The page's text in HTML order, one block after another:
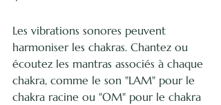
Les vibrations sonores peuvent
harmoniser les chakras. Chantez ou
écoutez les mantras associés à chaque
chakra, comme le son "LAM" pour le
chakra racine ou "OM" pour le chakra